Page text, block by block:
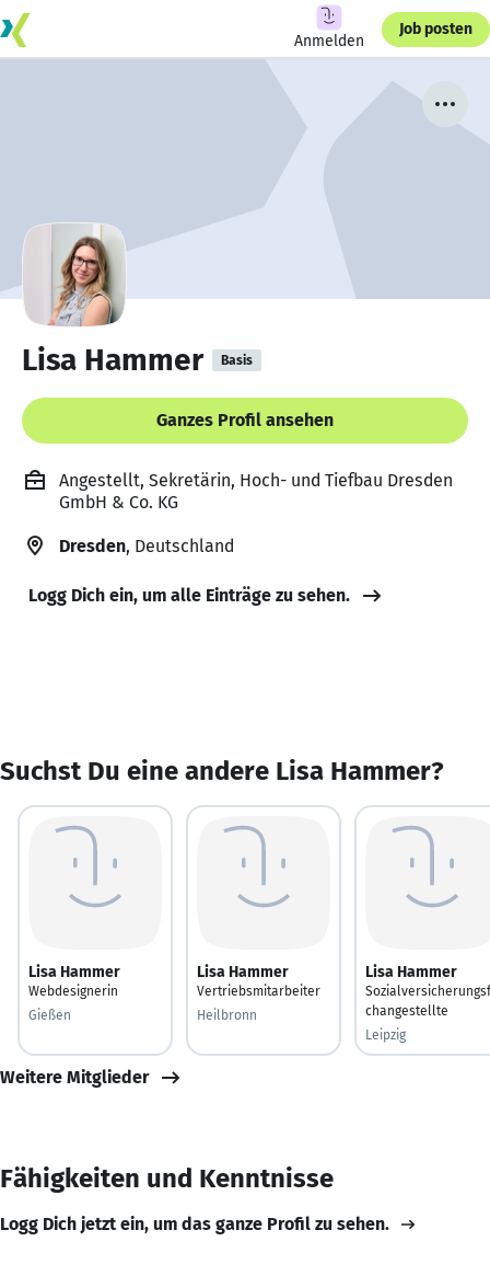
Anmelden
Job posten
Lisa Hammer Basis
Ganzes Profil ansehen
Angestellt, Sekretärin, Hoch- und Tiefbau Dresden
GmbH & Co. KG
Dresden, Deutschland
Logg Dich ein, um alle Einträge zu sehen.
Suchst Du eine andere Lisa Hammer?
Lisa Hammer
Webdesignerin
Gießen
Lisa Hammer
Vertriebsmitarbeiter
Heilbronn
Lisa Hammer
changestellte
Leipzig
Weitere Mitglieder
Fähigkeiten und Kenntnisse
Logg Dich jetzt ein, um das ganze Profil zu sehen.